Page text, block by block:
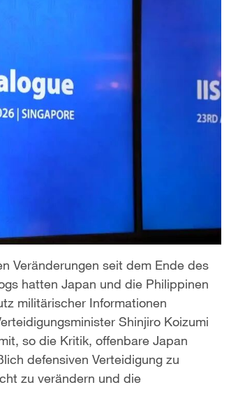
Veränderungen seit dem Ende des
hatten Japan und die Philippinen
militärischer Informationen
Shinjiro Koizumi
so die Kritik, offenbare Japan
defensiven Verteidigung zu
zu verändern und die